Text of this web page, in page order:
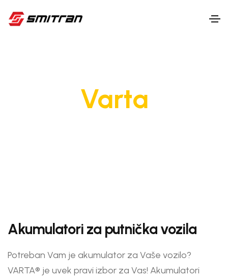
Varta
Akumulatori za putnička vozila
Potreban Vam je akumulator za Vaše vozilo?
VARTA® je uvek pravi izbor za Vas! Akumulatori